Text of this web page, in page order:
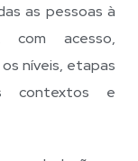
as pessoas à
com acesso,
níveis, etapas
contextos e